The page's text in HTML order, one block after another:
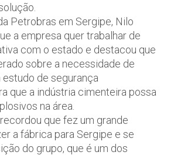
Petrobras em Sergipe, Nilo
a empresa quer trabalhar de
com o estado e destacou que
sobre a necessidade de
de segurança
que a indústria cimenteira possa
na área.
que fez um grande
a fábrica para Sergipe e se
do grupo, que é um dos